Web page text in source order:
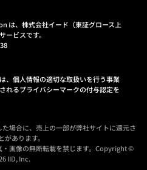
は、株式会社イード（東証グロース上
ービスです。
、個人情報の適切な取扱いを行う事業
れるプライバシーマークの付与認定を
場合に、売上の一部が弊社サイトに還元さ
があります。
・画像の無断転載を禁じます。Copyright ©
IID, Inc.